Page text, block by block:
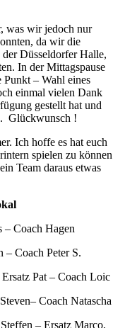
was wir jedoch nur
da wir die
Düsseldorfer Halle,
In der Mittagspause
Punkt – Wahl eines
einmal vielen Dank
gestellt hat und
Glückwunsch !
Ich hoffe es hat euch
spielen zu können
Team daraus etwas
Coach Hagen
– Coach Peter S.
Pat – Coach Loic
Coach Natascha
– Ersatz Marco,